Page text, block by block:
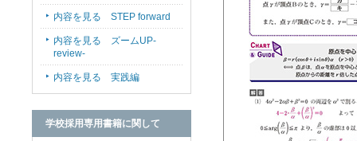
内容を見る STEP forward
内容を見る ズームUP-
review-
内容を見る 実践編
学校採用専用書籍に関して